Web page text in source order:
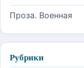
Проза. Военная
Рубрики